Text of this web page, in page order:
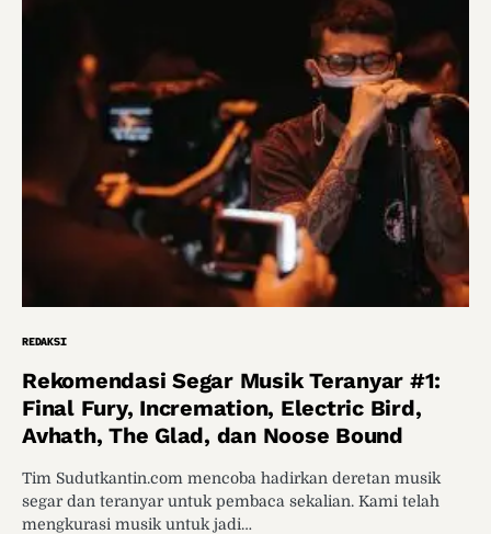
REDAKSI
Rekomendasi Segar Musik Teranyar #1:
Final Fury, Incremation, Electric Bird,
Avhath, The Glad, dan Noose Bound
Tim Sudutkantin.com mencoba hadirkan deretan musik
segar dan teranyar untuk pembaca sekalian. Kami telah
mengkurasi musik untuk jadi…